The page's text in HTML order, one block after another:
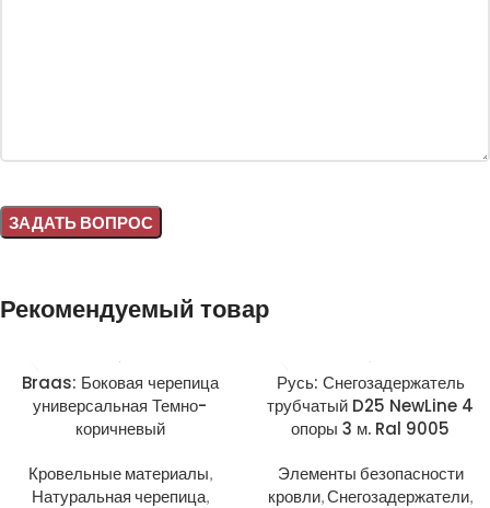
Рекомендуемый товар
Braas: Боковая черепица
универсальная Темно-
коричневый
Кровельные материалы,
Натуральная черепица,
Русь: Снегозадержатель
трубчатый D25 NewLine 4
опоры 3 м. Ral 9005
Элементы безопасности
кровли,Снегозадержатели,